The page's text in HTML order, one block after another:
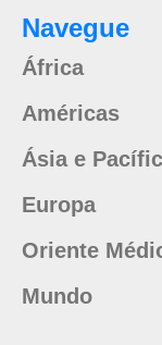
Navegue
África
Américas
Ásia e
Europa
Oriente
Mundo